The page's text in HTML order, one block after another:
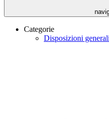
Categorie
Disposizioni generali